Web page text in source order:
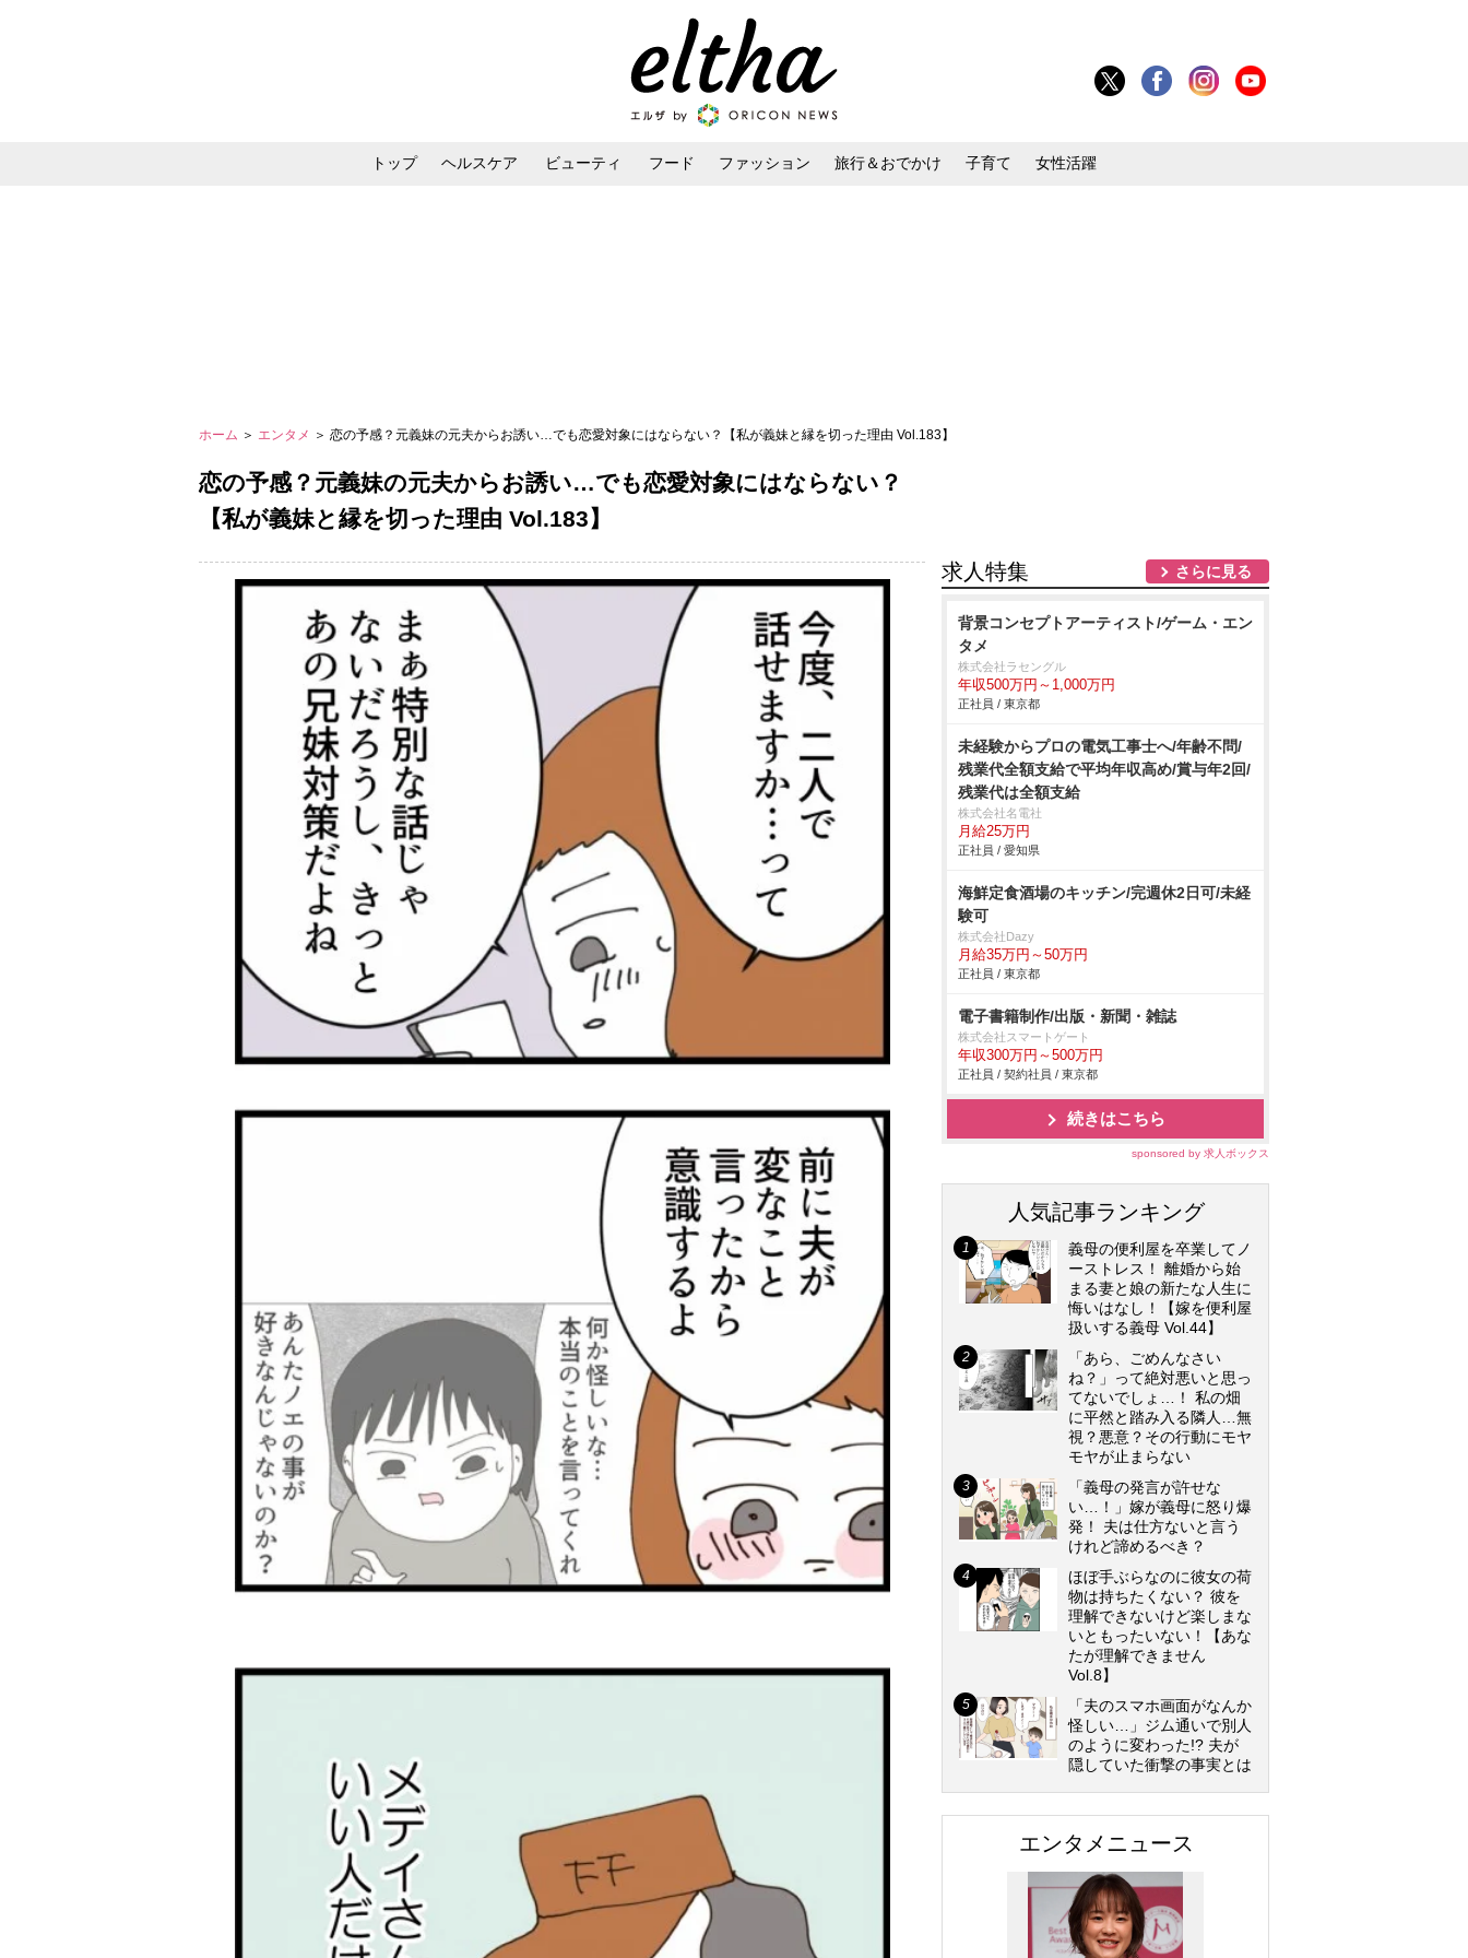
トップ ヘルスケア ビューティ フード ファッション 旅行＆おでかけ 子育て 女性活躍
ホーム ＞ エンタメ ＞ 恋の予感？元義妹の元夫からお誘い…でも恋愛対象にはならない？【私が義妹と縁を切った理由 Vol.183】
恋の予感？元義妹の元夫からお誘い…でも恋愛対象にはならない？
【私が義妹と縁を切った理由 Vol.183】
求人特集 さらに見る
背景コンセプトアーティスト/ゲーム・エン
タメ
株式会社ラセングル
年収500万円～1,000万円
正社員 / 東京都
未経験からプロの電気工事士へ/年齢不問/
残業代全額支給で平均年収高め/賞与年2回/
残業代は全額支給
株式会社名電社
月給25万円
正社員 / 愛知県
海鮮定食酒場のキッチン/完週休2日可/未経
験可
株式会社Dazy
月給35万円～50万円
正社員 / 東京都
電子書籍制作/出版・新聞・雑誌
株式会社スマートゲート
年収300万円～500万円
正社員 / 契約社員 / 東京都
続きはこちら
sponsored by 求人ボックス
人気記事ランキング
義母の便利屋を卒業してノ
ーストレス！ 離婚から始
まる妻と娘の新たな人生に
悔いはなし！【嫁を便利屋
扱いする義母 Vol.44】
「あら、ごめんなさい
ね？」って絶対悪いと思っ
てないでしょ…！ 私の畑
に平然と踏み入る隣人…無
視？悪意？その行動にモヤ
モヤが止まらない
「義母の発言が許せな
い…！」嫁が義母に怒り爆
発！ 夫は仕方ないと言う
けれど諦めるべき？
ほぼ手ぶらなのに彼女の荷
物は持ちたくない？ 彼を
理解できないけど楽しまな
いともったいない！【あな
たが理解できません
Vol.8】
「夫のスマホ画面がなんか
怪しい…」ジム通いで別人
のように変わった!? 夫が
隠していた衝撃の事実とは
エンタメニュース